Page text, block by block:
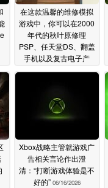
在这款温馨的维修模拟
游戏中，你可以在2000
年代的秋叶原修理
PSP、任天堂DS、翻盖
手机以及复古电子产
06/20/2026
Xbox战略主管就游戏广
告相关言论作出澄
清：“打断游戏体验是不
好的” 06/16/2026